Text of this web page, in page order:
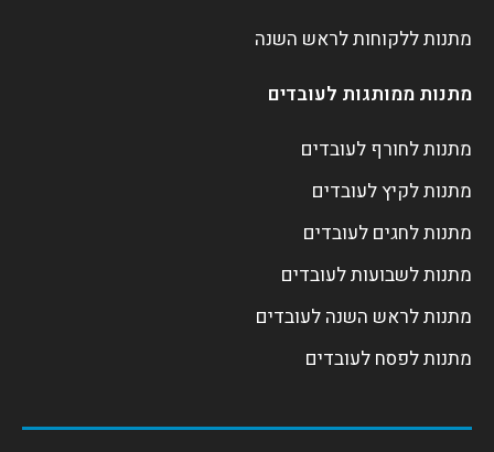
מתנות ללקוחות לראש השנה
מתנות ממותגות לעובדים
מתנות לחורף לעובדים
מתנות לקיץ לעובדים
מתנות לחגים לעובדים
מתנות לשבועות לעובדים
מתנות לראש השנה לעובדים
מתנות לפסח לעובדים